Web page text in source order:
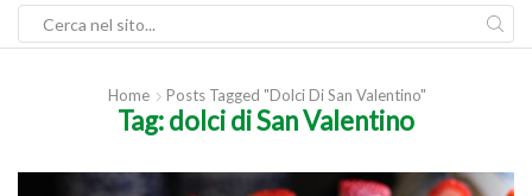
Home Posts Tagged "dolci Di San Valentino"
Tag: dolci di San Valentino